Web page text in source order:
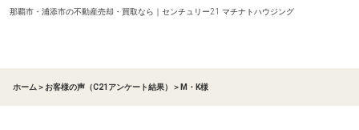
那覇市・浦添市の不動産売却・買取なら｜センチュリー21 マチナトハウジング
ホーム ＞ お客様の声（C21アンケート結果） ＞ M・K様